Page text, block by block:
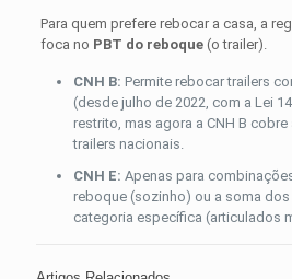
Para quem prefere rebocar a casa, a
foca no PBT do reboque(o trailer).
CNH B: Permite rebocar trailers
(desde julho de 2022, com a Lei
restrito, mas agora a CNH B
trailers nacionais.
CNH E: Apenas para
reboque (sozinho) ou a soma
categoria específica (articulados